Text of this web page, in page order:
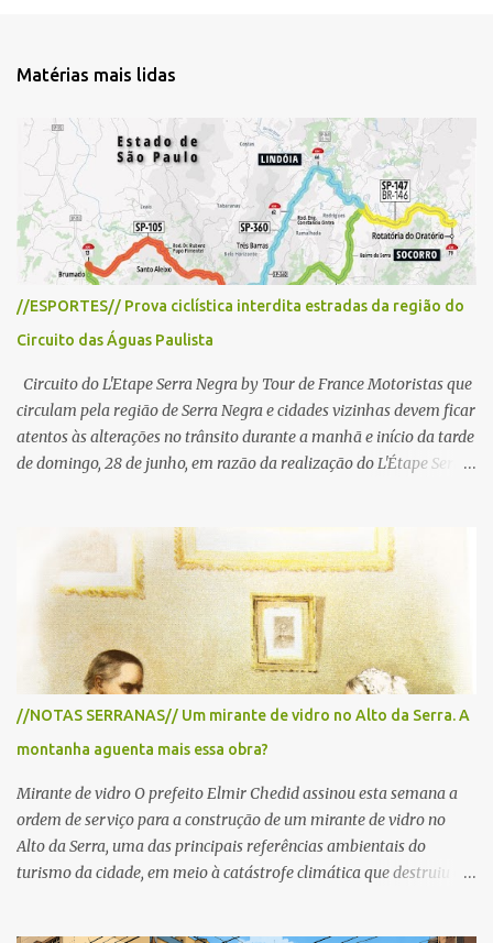
t
i
o
s
Matérias mais lidas
//ESPORTES// Prova ciclística interdita estradas da região do
Circuito das Águas Paulista
Circuito do L'Etape Serra Negra by Tour de France Motoristas que
circulam pela região de Serra Negra e cidades vizinhas devem ficar
atentos às alterações no trânsito durante a manhã e início da tarde
de domingo, 28 de junho, em razão da realização do L'Étape Serra
reunirá atletas de diferentes regiões do país e terá percursos
passando pelos municípios de Serra Negra, Amparo, Monte Alegre
do Sul, Lindoia e Socorro. Para garantir a segurança dos
participantes e do público, diversos trechos de rodovias e estradas
da região serão interditados temporariamente ao longo da prova.
A largada será na Rua Coronel Pedro Penteado, em Serra Negra,
para cerca de 2.000 ciclistas, às 6h30. De acordo com o
cronograma da organização e de todas as prefeituras envolvidas,
as interdições ocorrerão de forma programada e os trechos serão
//NOTAS SERRANAS// Um mirante de vidro no Alto da Serra. A
montanha aguenta mais essa obra?
Mirante de vidro O prefeito Elmir Chedid assinou esta semana a
ordem de serviço para a construção de um mirante de vidro no
Alto da Serra, uma das principais referências ambientais do
turismo da cidade, em meio à catástrofe climática que destruiu o